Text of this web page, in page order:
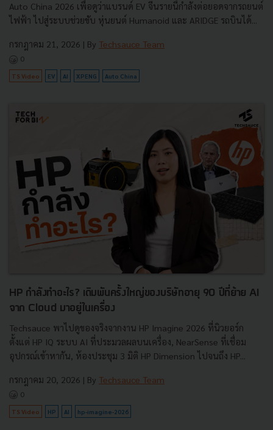
Auto China 2026 เพื่อดูว่าแบรนด์ EV จีนรายนี้กำลังต่อยอดจากรถยนต์
ไฟฟ้า ไปสู่ระบบช่วยขับ หุ่นยนต์ Humanoid และ ARIDGE รถบินได้...
กรกฎาคม 21, 2026 | By Techsauce Team
0
TS Video EV AI XPENG Auto China
HP กำลังทำอะไร? เดิมพันครั้งใหญ่ของบริษัทอายุ 90 ปีที่ย้าย AI
จาก Cloud มาอยู่ในเครื่อง
Techsauce พาไปดูของจริงจากงาน HP Imagine 2026 ที่นิวยอร์ก
ตั้งแต่ HP IQ ระบบ AI ที่ประมวลผลบนเครื่อง, NearSense ที่เชื่อม
อุปกรณ์เข้าหากัน, ห้องประชุม 3 มิติ HP Dimension ไปจนถึง HP...
กรกฎาคม 20, 2026 | By Techsauce Team
0
TS Video HP AI hp-imagine-2026